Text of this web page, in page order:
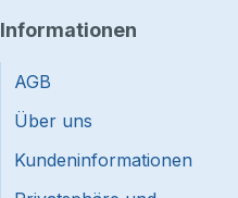
Informationen
AGB
Über uns
Kundeninformationen